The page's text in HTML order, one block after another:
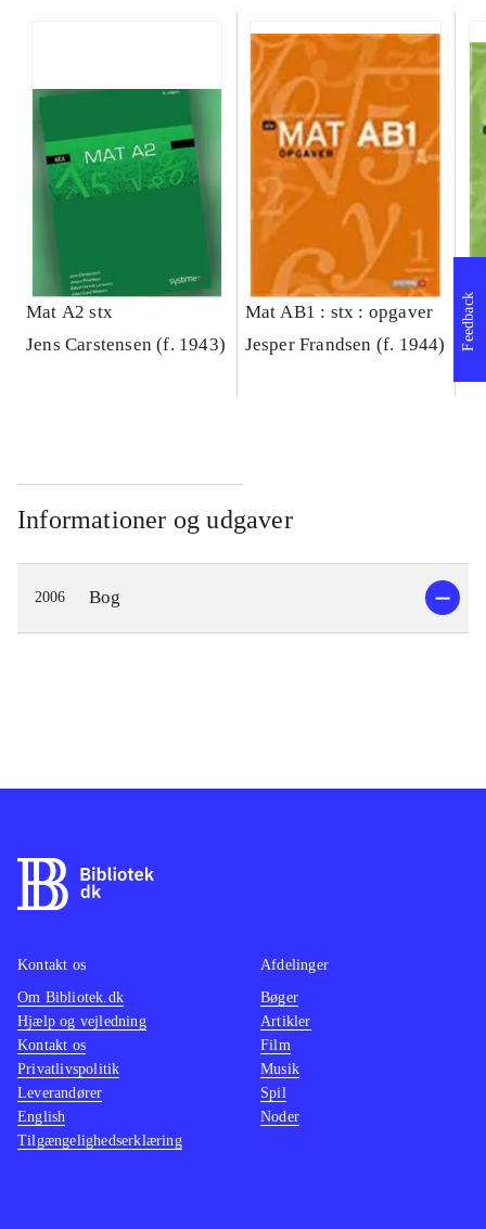
Mat A2 stx
Jens Carstensen (f. 1943)
Mat AB1 : stx : opgaver
Jesper Frandsen (f. 1944)
Informationer og udgaver
2006 Bog
Feedback
Kontakt os
Om Bibliotek.dk
Hjælp og vejledning
Kontakt os
Privatlivspolitik
Leverandører
English
Tilgængelighedserklæring
Afdelinger
Bøger
Artikler
Film
Musik
Spil
Noder